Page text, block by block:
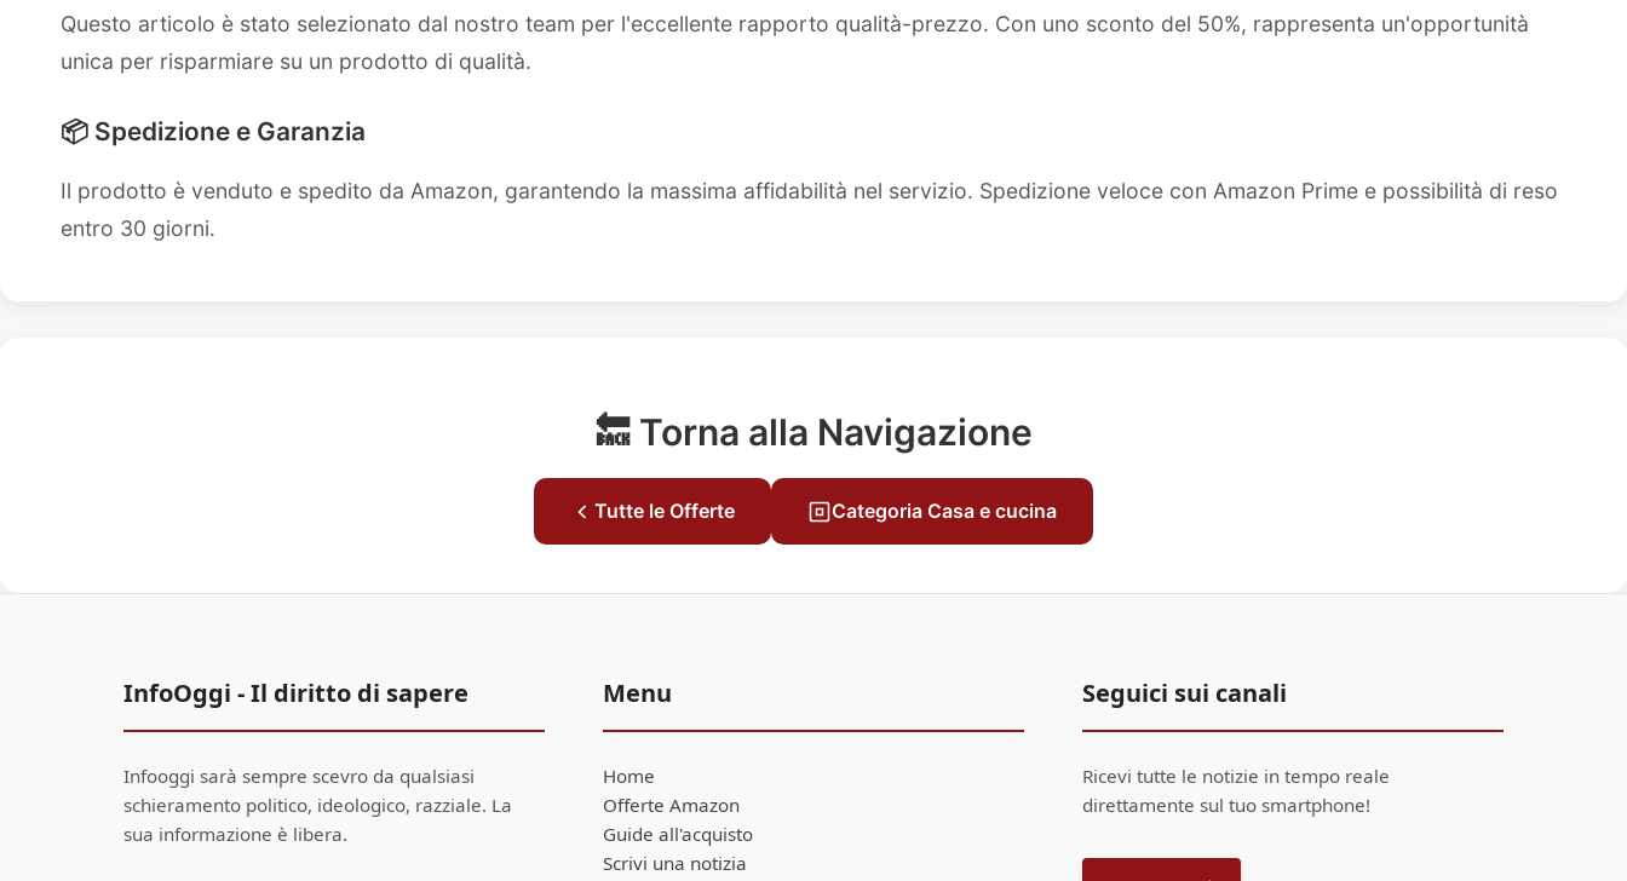
Questo articolo è stato selezionato dal nostro team per l'eccellente rapporto qualità-prezzo. Con uno sconto del 50%, rappresenta un'opportunità
unica per risparmiare su un prodotto di qualità.
📦 Spedizione e Garanzia
Il prodotto è venduto e spedito da Amazon, garantendo la massima affidabilità nel servizio. Spedizione veloce con Amazon Prime e possibilità di reso
entro 30 giorni.
🔙 Torna alla Navigazione
Tutte le Offerte Categoria Casa e cucina
InfoOggi - Il diritto di sapere
Infooggi sarà sempre scevro da qualsiasi
schieramento politico, ideologico, razziale. La
sua informazione è libera.
Menu
Home
Offerte Amazon
Guide all'acquisto
Scrivi una notizia
Seguici sui canali
Ricevi tutte le notizie in tempo reale
direttamente sul tuo smartphone!